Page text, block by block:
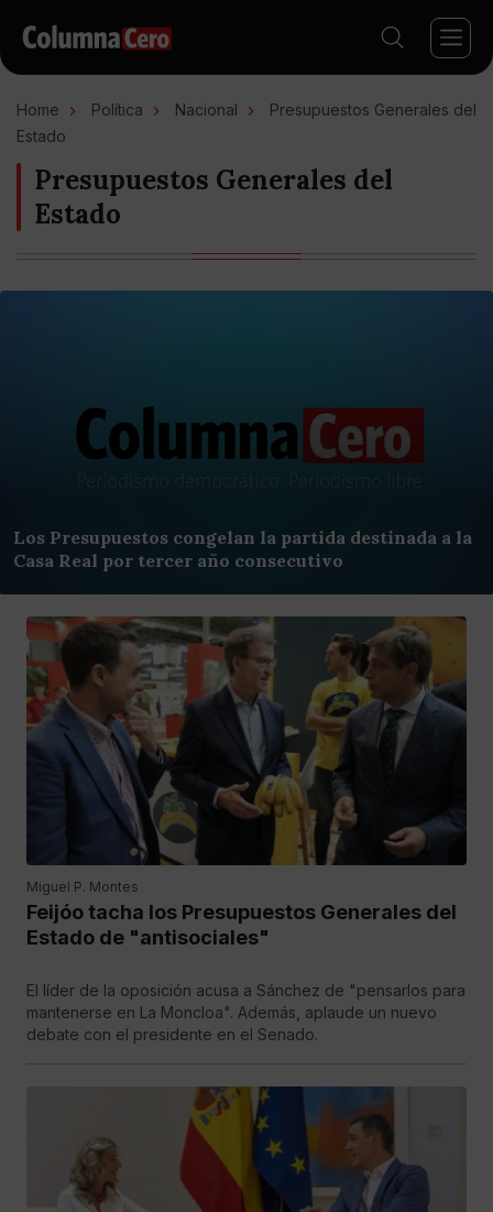
Home Política Nacional
Presupuestos Generales del
Estado
Presupuestos Generales del
Estado
Los Presupuestos congelan la partida destinada a la
Casa Real por tercer año consecutivo
Miguel P. Montes
Feijóo tacha los Presupuestos Generales del
Estado de "antisociales"
El líder de la oposición acusa a Sánchez de "pensarlos para
mantenerse en La Moncloa". Además, aplaude un nuevo
debate con el presidente en el Senado.